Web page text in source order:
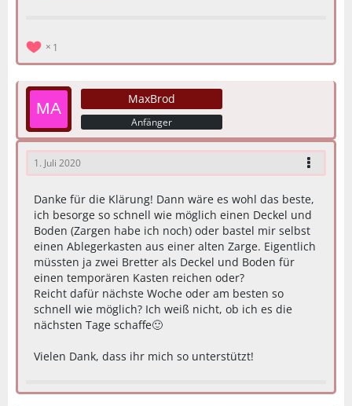
1
MaxBrod
Anfänger
1. Juli 2020
Danke für die Klärung! Dann wäre es wohl das beste,
ich besorge so schnell wie möglich einen Deckel und
Boden (Zargen habe ich noch) oder bastel mir selbst
einen Ablegerkasten aus einer alten Zarge. Eigentlich
müssten ja zwei Bretter als Deckel und Boden für
einen temporären Kasten reichen oder?
Reicht dafür nächste Woche oder am besten so
schnell wie möglich? Ich weiß nicht, ob ich es die
nächsten Tage schaffe🙂
Vielen Dank, dass ihr mich so unterstützt!